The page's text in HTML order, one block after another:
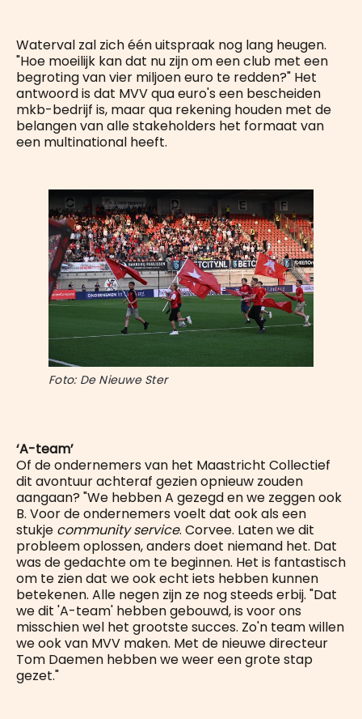
Waterval zal zich één uitspraak nog lang heugen.
"Hoe moeilijk kan dat nu zijn om een club met een
begroting van vier miljoen euro te redden?" Het
antwoord is dat MVV qua euro's een bescheiden
mkb-bedrijf is, maar qua rekening houden met de
belangen van alle stakeholders het formaat van
een multinational heeft.
Foto: De Nieuwe Ster
‘A-team’
Of de ondernemers van het Maastricht Collectief
dit avontuur achteraf gezien opnieuw zouden
aangaan? "We hebben A gezegd en we zeggen ook
B. Voor de ondernemers voelt dat ook als een
stukje community service. Corvee. Laten we dit
probleem oplossen, anders doet niemand het. Dat
was de gedachte om te beginnen. Het is fantastisch
om te zien dat we ook echt iets hebben kunnen
betekenen. Alle negen zijn ze nog steeds erbij. "Dat
we dit 'A-team' hebben gebouwd, is voor ons
misschien wel het grootste succes. Zo'n team willen
we ook van MVV maken. Met de nieuwe directeur
Tom Daemen hebben we weer een grote stap
gezet."